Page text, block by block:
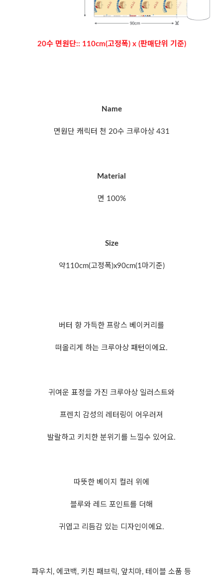
20수 면원단:: 110cm(고정폭) x (판매단위 기준)
Name
면원단 캐릭터 천 20수 크루아상 431
Material
면 100%
Size
약110cm(고정폭)x90cm(1마기준)
버터 향 가득한 프랑스 베이커리를
떠올리게 하는 크루아상 패턴이에요.
귀여운 표정을 가진 크루아상 일러스트와
프렌치 감성의 레터링이 어우러져
발랄하고 키치한 분위기를 느낄수 있어요.
따뜻한 베이지 컬러 위에
블루와 레드 포인트를 더해
귀엽고 리듬감 있는 디자인이에요.
파우치, 에코백, 키친 패브릭, 앞치마, 테이블 소품 등